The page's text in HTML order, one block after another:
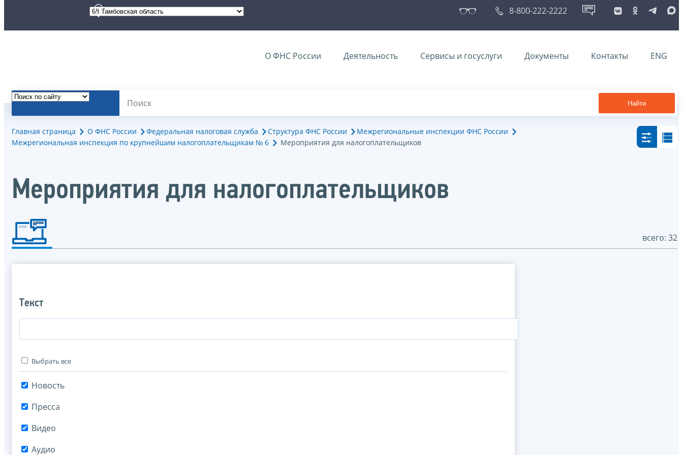
8-800-222-2222
О ФНС России Деятельность Сервисы и госуслуги Документы Контакты ENG
Найти
Главная страница О ФНС России Федеральная налоговая служба Структура ФНС России
Межрегиональные инспекции ФНС России
Межрегиональная инспекция по крупнейшим налогоплательщикам № 6
Мероприятия для налогоплательщиков
Мероприятия для налогоплательщиков
всего: 32
Текст
Выбрать все
Новость
Пресса
Видео
Аудио